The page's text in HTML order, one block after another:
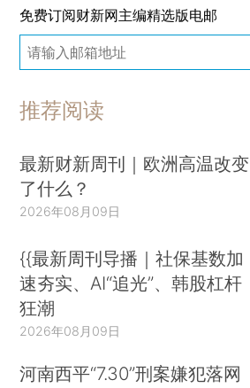
免费订阅财新网主编精选版电邮
推荐阅读
最新财新周刊｜欧洲高温改变
了什么？
2026年08月09日
{{最新周刊导播｜社保基数加
速夯实、AI“追光”、韩股杠杆
狂潮
2026年08月09日
河南西平“7.30”刑案嫌犯落网